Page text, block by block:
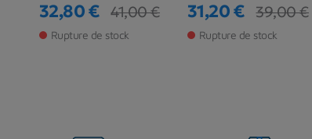
Prix
32,80 €
Prix de base
41,00 €
Rupture de stock
Prix
31,20 €
Prix de base
39,00 €
Rupture de stock